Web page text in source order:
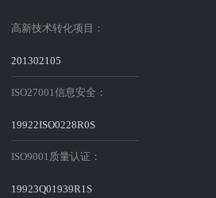
高新技术转化项目：
201302105
ISO27001信息安全：
19922ISO0228R0S
ISO9001质量认证：
19923Q01939R1S